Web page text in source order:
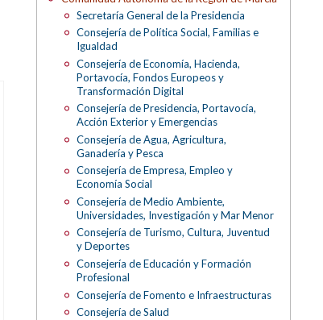
Secretaría General de la Presidencia
Consejería de Política Social, Familias e
Igualdad
Consejería de Economía, Hacienda,
Portavocía, Fondos Europeos y
Transformación Digital
Consejería de Presidencia, Portavocía,
Acción Exterior y Emergencias
Consejería de Agua, Agricultura,
Ganadería y Pesca
Consejería de Empresa, Empleo y
Economía Social
Consejería de Medio Ambiente,
Universidades, Investigación y Mar Menor
Consejería de Turismo, Cultura, Juventud
y Deportes
Consejería de Educación y Formación
Profesional
Consejería de Fomento e Infraestructuras
Consejería de Salud